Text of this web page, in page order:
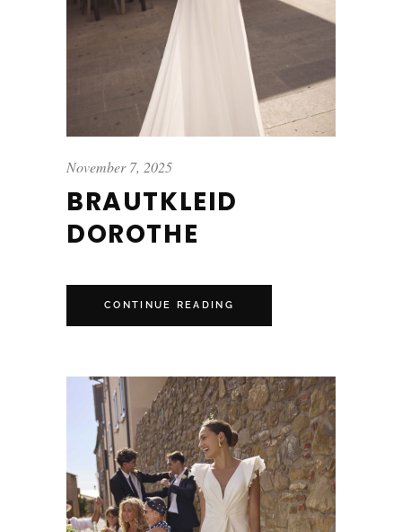
November 7, 2025
BRAUTKLEID
DOROTHE
CONTINUE READING